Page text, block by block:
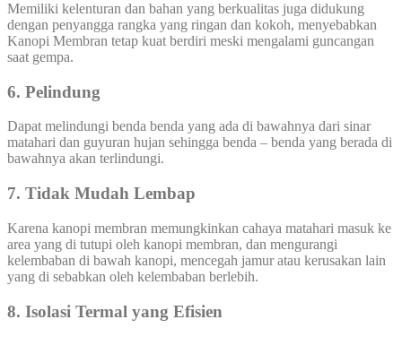
Memiliki kelenturan dan bahan yang berkualitas juga didukung
dengan penyangga rangka yang ringan dan kokoh, menyebabkan
Kanopi Membran tetap kuat berdiri meski mengalami guncangan
saat gempa.
6. Pelindung
Dapat melindungi benda benda yang ada di bawahnya dari sinar
matahari dan guyuran hujan sehingga benda – benda yang berada di
bawahnya akan terlindungi.
7. Tidak Mudah Lembap
Karena kanopi membran memungkinkan cahaya matahari masuk ke
area yang di tutupi oleh kanopi membran, dan mengurangi
kelembaban di bawah kanopi, mencegah jamur atau kerusakan lain
yang di sebabkan oleh kelembaban berlebih.
8. Isolasi Termal yang Efisien